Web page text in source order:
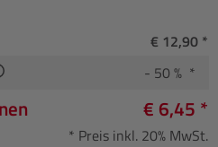
€ 12,90 *
- 50 % *
€ 6,45 *
* Preis inkl. 20% MwSt.